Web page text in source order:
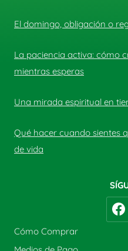
El domingo, obligación o
La paciencia activa: cómo
mientras esperas
Una mirada espiritual en
Qué hacer cuando sientes
de vida
Cómo Comprar